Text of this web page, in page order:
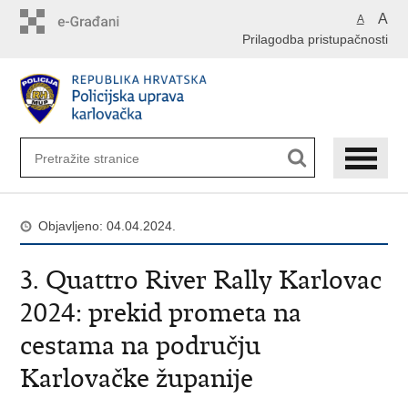
A A
Prilagodba pristupačnosti
Objavljeno: 04.04.2024.
3. Quattro River Rally Karlovac
2024: prekid prometa na
cestama na području
Karlovačke županije